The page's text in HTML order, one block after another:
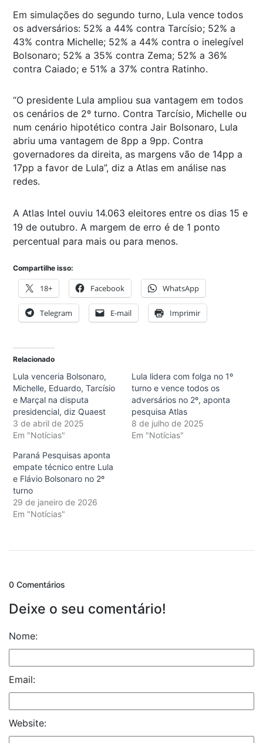
Em simulações do segundo turno, Lula vence todos
os adversários: 52% a 44% contra Tarcísio; 52% a
43% contra Michelle; 52% a 44% contra o inelegível
Bolsonaro; 52% a 35% contra Zema; 52% a 36%
contra Caiado; e 51% a 37% contra Ratinho.
“O presidente Lula ampliou sua vantagem em todos
os cenários de 2º turno. Contra Tarcísio, Michelle ou
num cenário hipotético contra Jair Bolsonaro, Lula
abriu uma vantagem de 8pp a 9pp. Contra
governadores da direita, as margens vão de 14pp a
17pp a favor de Lula”, diz a Atlas em análise nas
redes.
A Atlas Intel ouviu 14.063 eleitores entre os dias 15 e
19 de outubro. A margem de erro é de 1 ponto
percentual para mais ou para menos.
Compartilhe isso:
18+ Facebook WhatsApp
Telegram E-mail Imprimir
Relacionado
Lula venceria Bolsonaro,
Michelle, Eduardo, Tarcísio
e Marçal na disputa
presidencial, diz Quaest
3 de abril de 2025
Em "Notícias"
Lula lidera com folga no 1º
turno e vence todos os
adversários no 2º, aponta
pesquisa Atlas
8 de julho de 2025
Em "Notícias"
Paraná Pesquisas aponta
empate técnico entre Lula
e Flávio Bolsonaro no 2º
turno
29 de janeiro de 2026
Em "Notícias"
0 Comentários
Deixe o seu comentário!
Nome:
Email:
Website: